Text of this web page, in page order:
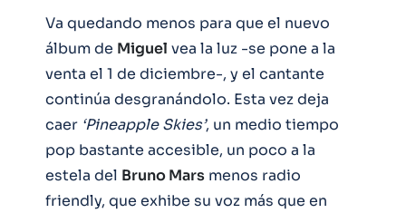
Va quedando menos para que el nuevo
álbum de Miguel vea la luz -se pone a la
venta el 1 de diciembre-, y el cantante
continúa desgranándolo. Esta vez deja
caer ‘Pineapple Skies’, un medio tiempo
pop bastante accesible, un poco a la
estela del Bruno Mars menos radio
friendly, que exhibe su voz más que en